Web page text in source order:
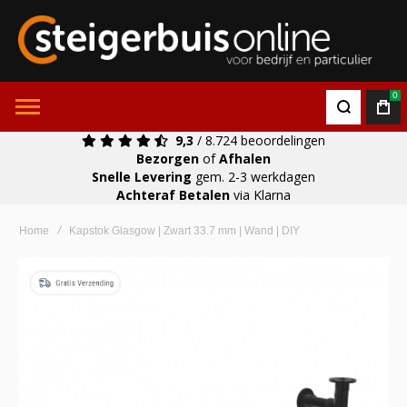
0
9,3 / 8.724 beoordelingen
Bezorgen ofAfhalen
Snelle Levering gem. 2-3 werkdagen
Achteraf Betalen via Klarna
Home Kapstok Glasgow | Zwart 33.7 mm | Wand | DIY
naar